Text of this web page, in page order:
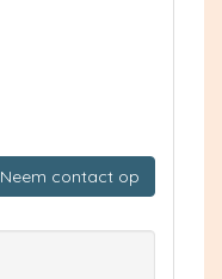
Neem contact op